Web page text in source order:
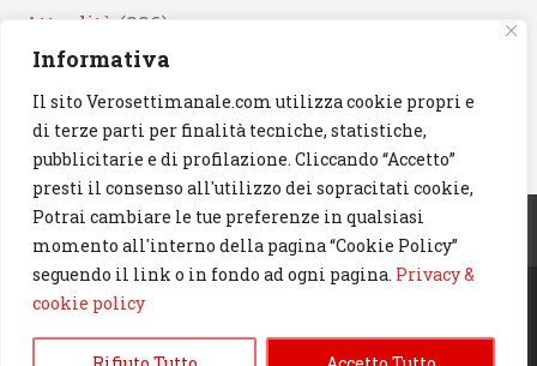
Informativa
Il sito Verosettimanale.com utilizza cookie propri e
di terze parti per finalità tecniche, statistiche,
pubblicitarie e di profilazione. Cliccando “Accetto”
presti il consenso all'utilizzo dei sopracitati cookie,
Potrai cambiare le tue preferenze in qualsiasi
momento all'interno della pagina “Cookie Policy”
seguendo il link o in fondo ad ogni pagina. Privacy &
cookie policy
Attualità (336)
Eventi(330)
Artisti (241)
News(239)
Cerca
© 2023 Verosettimanale.com. All rights reserved.